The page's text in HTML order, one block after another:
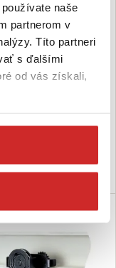
naše
partnerom v
Títo partneri
s ďalšími
od vás získali,
ovládaný pojazd
dostupnosť